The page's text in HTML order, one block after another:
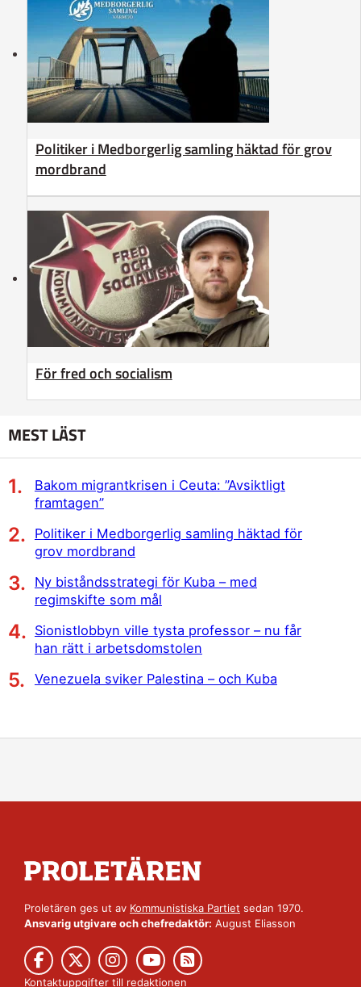
Politiker i Medborgerlig samling häktad för grov
mordbrand
För fred och socialism
MEST LÄST
Bakom migrantkrisen i Ceuta: ”Avsiktligt
framtagen”
Politiker i Medborgerlig samling häktad för
grov mordbrand
Ny biståndsstrategi för Kuba – med
regimskifte som mål
Sionistlobbyn ville tysta professor – nu får
han rätt i arbetsdomstolen
Venezuela sviker Palestina – och Kuba
Proletären ges ut av Kommunistiska Partiet sedan 1970.
Ansvarig utgivare och chefredaktör: August Eliasson
Kontaktuppgifter till redaktionen